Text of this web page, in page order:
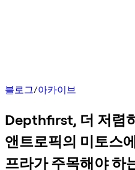
블로그/아카이브
Depthfirst, 더 저렴
앤트로픽의 미토스
프라가 주목해야 하